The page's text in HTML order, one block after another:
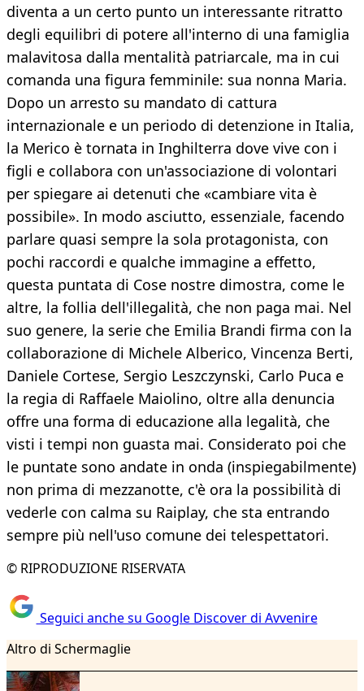
diventa a un certo punto un interessante ritratto
degli equilibri di potere all'interno di una famiglia
malavitosa dalla mentalità patriarcale, ma in cui
comanda una figura femminile: sua nonna Maria.
Dopo un arresto su mandato di cattura
internazionale e un periodo di detenzione in Italia,
la Merico è tornata in Inghilterra dove vive con i
figli e collabora con un'associazione di volontari
per spiegare ai detenuti che «cambiare vita è
possibile». In modo asciutto, essenziale, facendo
parlare quasi sempre la sola protagonista, con
pochi raccordi e qualche immagine a effetto,
questa puntata di Cose nostre dimostra, come le
altre, la follia dell'illegalità, che non paga mai. Nel
suo genere, la serie che Emilia Brandi firma con la
collaborazione di Michele Alberico, Vincenza Berti,
Daniele Cortese, Sergio Leszczynski, Carlo Puca e
la regia di Raffaele Maiolino, oltre alla denuncia
offre una forma di educazione alla legalità, che
visti i tempi non guasta mai. Considerato poi che
le puntate sono andate in onda (inspiegabilmente)
non prima di mezzanotte, c'è ora la possibilità di
vederle con calma su Raiplay, che sta entrando
sempre più nell'uso comune dei telespettatori.
© RIPRODUZIONE RISERVATA
Seguici anche su Google Discover di Avvenire
Altro di Schermaglie